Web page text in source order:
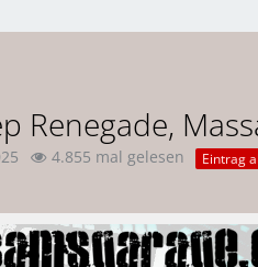
Renegade,
4.855 mal gelesen Eintrag